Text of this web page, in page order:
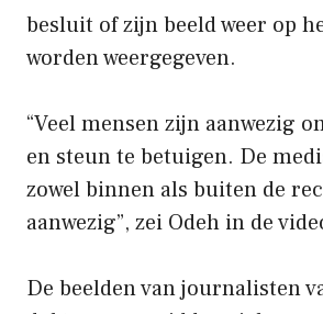
besluit of zijn beeld weer op
worden weergegeven.
“Veel mensen zijn aanwezig
en steun te betuigen. De
zowel binnen als buiten de
aanwezig”, zei Odeh in de
De beelden van journalisten